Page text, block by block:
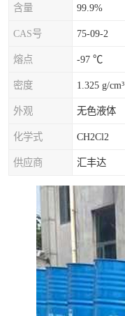
含量 99.9%
CAS号 75-09-2
熔点 -97 ℃
密度 1.325 g/cm³
外观 无色液体
化学式 CH2Cl2
供应商 汇丰达